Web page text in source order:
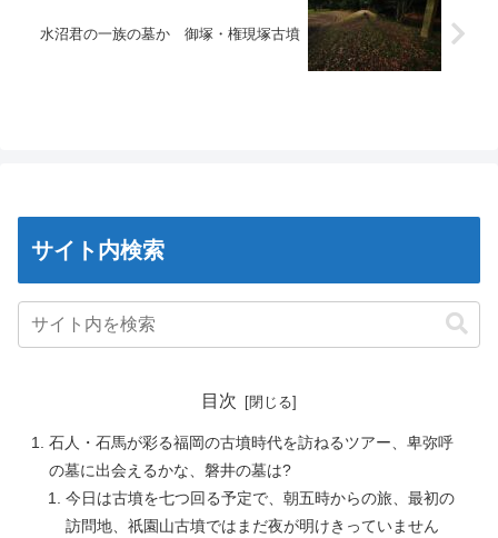
水沼君の一族の墓か 御塚・権現塚古墳
サイト内検索
目次
石人・石馬が彩る福岡の古墳時代を訪ねるツアー、卑弥呼
の墓に出会えるかな、磐井の墓は?
今日は古墳を七つ回る予定で、朝五時からの旅、最初の
訪問地、祇園山古墳ではまだ夜が明けきっていません